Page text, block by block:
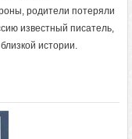
родители потеряли
известный писатель,
истории.